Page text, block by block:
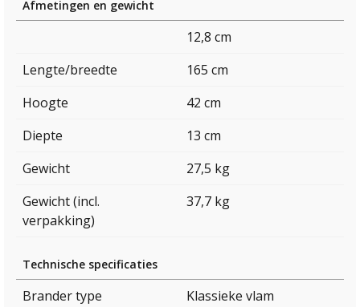
Afmetingen en gewicht
12,8 cm
Lengte/breedte
165 cm
Hoogte
42 cm
Diepte
13 cm
Gewicht
27,5 kg
Gewicht (incl.
verpakking)
37,7 kg
Technische specificaties
Brander type
Klassieke vlam